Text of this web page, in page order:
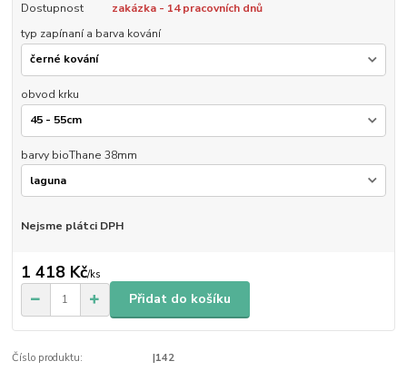
Dostupnost
zakázka - 14 pracovních dnů
typ zapínaní a barva kování
obvod krku
barvy bioThane 38mm
Nejsme plátci DPH
1 418 Kč/ks
Přidat do košíku
Číslo produktu: |142